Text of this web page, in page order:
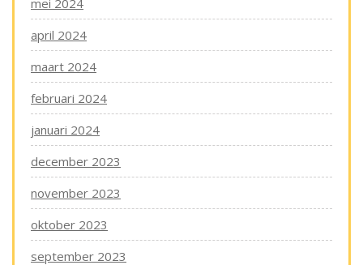
mei 2024
april 2024
maart 2024
februari 2024
januari 2024
december 2023
november 2023
oktober 2023
september 2023